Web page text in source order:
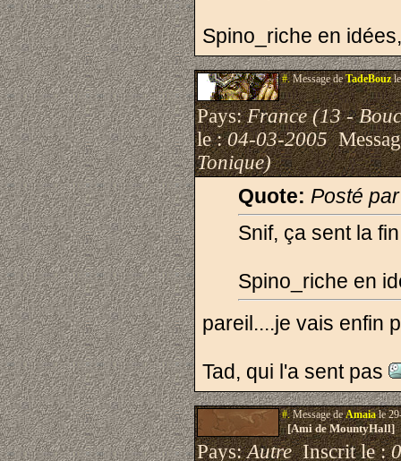
Spino_riche en
#.Message deTadeBouzle
Pays:France (13 -
le :04-03-2005
Tonique)
Quote: Posté
Snif, ça sent la
Spino_riche en
pareil....je vais enfin
Tad, qui l'a sent pas
#.Message deAmaiale
[Ami de MountyHall]
Pays:AutreInscrit le :